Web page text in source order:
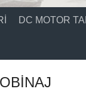
DC MOTOR